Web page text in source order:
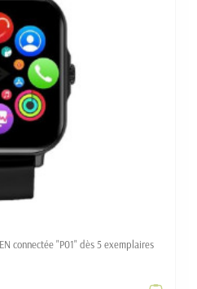
connectée "P01" dès 5 exemplaires